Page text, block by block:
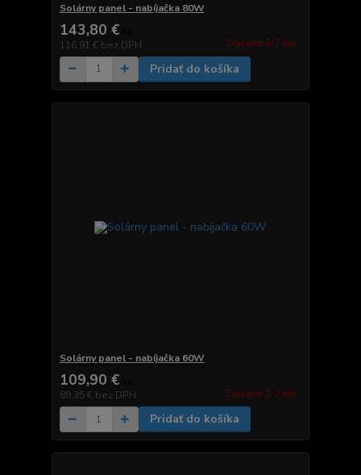
Solárny panel - nabíjačka 80W
143,80 €
116,91 € bez DPH Zvyčajne 2-7 dni.
Pridať do košíka
Solárny panel - nabíjačka 60W
109,90 €
89,35 € bez DPH Zvyčajne 2-7 dni.
Pridať do košíka